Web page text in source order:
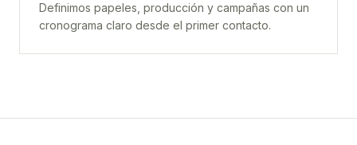
Definimos papeles, producción y campañas con un
cronograma claro desde el primer contacto.